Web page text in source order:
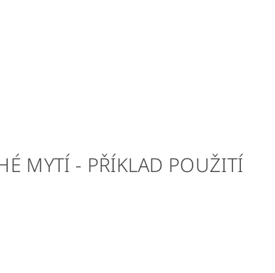
MYTÍ - PŘÍKLAD POUŽITÍ